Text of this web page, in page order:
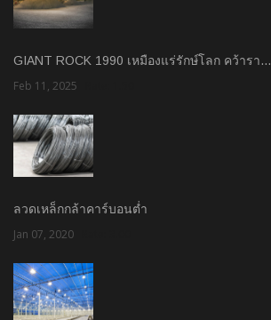
GIANT ROCK 1990 เหมืองแร่รักษ์โลก คว้ารา…
Feb 11, 2025
ลวดเหล็กกล้าคาร์บอนต่ำ
Jan 07, 2020